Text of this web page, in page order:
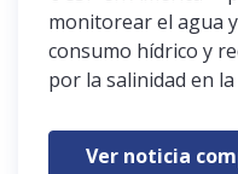
monitorear el agua
consumo hídrico y
por la salinidad en
Ver noticia